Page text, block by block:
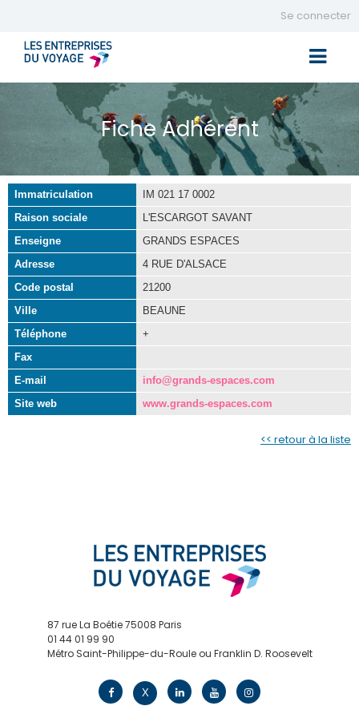
Se connecter
Fiche Adhérent
Immatriculation
IM 021 17 0002
Raison sociale
L'ESCARGOT SAVANT
Enseigne
GRANDS ESPACES
Adresse
4 RUE D'ALSACE
Code postal
21200
Ville
BEAUNE
Téléphone
+
Fax
E-mail
info@grands-espaces.com
Site web
www.grands-espaces.com
<< retour à la liste
87 rue La Boétie 75008 Paris
01 44 01 99 90
Métro Saint-Philippe-du-Roule ou Franklin D. Roosevelt
X